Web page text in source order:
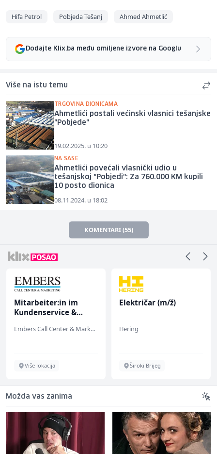
Hifa Petrol Pobjeda Tešanj Ahmed Ahmetlić
Dodajte Klix.ba među omiljene izvore na Googlu
Više na istu temu
TRGOVINA DIONICAMA
Ahmetlići postali većinski vlasnici tešanjske
"Pobjede"
19.02.2025. u 10:20
NA SASE
Ahmetlići povećali vlasnički udio u
tešanjskoj "Pobjedi": Za 760.000 KM kupili
10 posto dionica
08.11.2024. u 18:02
KOMENTARI (55)
Mitarbeiter:in im
Kundenservice &
Embers Call Center & Marketing
Više lokacija
Električar (m/ž)
Hering
Široki Brijeg
Možda vas zanima